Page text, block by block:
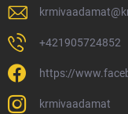
krmivaadamat@
+421905724852
https://
krmivaadamat